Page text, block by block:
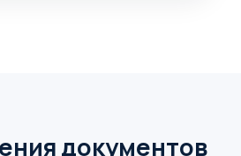
документов